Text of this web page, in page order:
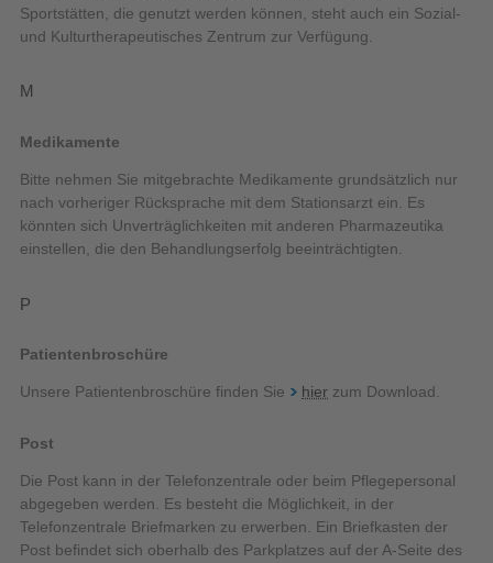
Sportstätten, die genutzt werden können, steht auch ein Sozial-
und Kulturtherapeutisches Zentrum zur Verfügung.
M
Medikamente
Bitte nehmen Sie mitgebrachte Medikamente grundsätzlich nur
nach vorheriger Rücksprache mit dem Stationsarzt ein. Es
könnten sich Unverträglichkeiten mit anderen Pharmazeutika
einstellen, die den Behandlungserfolg beeinträchtigten.
P
Patientenbroschüre
Unsere Patientenbroschüre finden Sie hier zum Download.
Post
Die Post kann in der Telefonzentrale oder beim Pflegepersonal
abgegeben werden. Es besteht die Möglichkeit, in der
Telefonzentrale Briefmarken zu erwerben. Ein Briefkasten der
Post befindet sich oberhalb des Parkplatzes auf der A-Seite des